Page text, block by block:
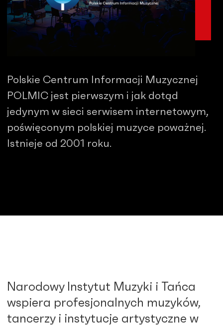
Polskie Centrum Informacji Muzycznej
POLMIC jest pierwszym i jak dotąd
jedynym w sieci serwisem internetowym,
poświęconym polskiej muzyce poważnej.
Istnieje od 2001 roku.
Narodowy Instytut Muzyki i Tańca
wspiera profesjonalnych muzyków,
tancerzy i instytucje artystyczne w